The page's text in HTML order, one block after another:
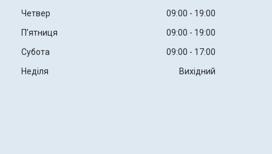
Четвер
09:00
19:00
Пʼятниця
09:00
19:00
Субота
09:00
17:00
Неділя
Вихідний